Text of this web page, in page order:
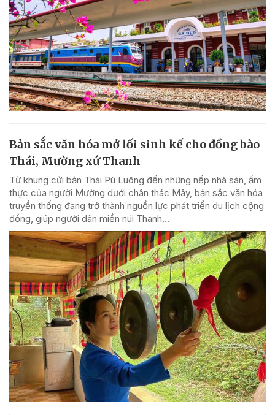
Bản sắc văn hóa mở lối sinh kế cho đồng bào
Thái, Mường xứ Thanh
Từ khung cửi bản Thái Pù Luông đến những nếp nhà sàn, ẩm
thực của người Mường dưới chân thác Mây, bản sắc văn hóa
truyền thống đang trở thành nguồn lực phát triển du lịch cộng
đồng, giúp người dân miền núi Thanh...